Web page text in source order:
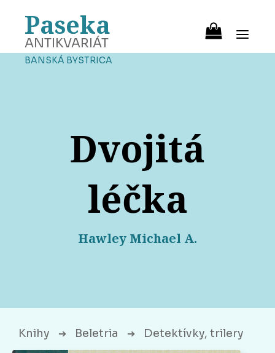
Paseka
ANTIKVARIÁT
BANSKÁ BYSTRICA
Dvojitá
léčka
Hawley Michael A.
Knihy ➔ Beletria ➔ Detektívky, trilery